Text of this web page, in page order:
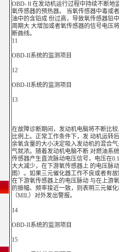
OBD-Ⅱ在发动机运行过程中持续不断地
氧传感器的预热器。 当氧传感器中毒或
油中的含铅成 份过高，导致氧传感器铅
周期大 大增加或者氧传感器的信号电压
断曲线。
11
OBD-II系统的监测项目
12
OBD-II系统的监测项目
13
在故障诊断期间，发动机电脑将不断比
比例上。正常工作条件下，发 动机运转
余氧含量的大小决定吸入发动机的混合
气就浓。随着发动机电脑不断 对燃油系
传感器产生直流脉动电压信号，电压在
大大减少，在下游氧传感器上 的电压脉
图）。如果三元催化器工作不良或者有
在下游氧传感器上的电压脉动 与在上游
的振幅、频率接近一致，则表明三元催
（MIL）对外发出警报。
14
OBD-II系统的监测项目
15